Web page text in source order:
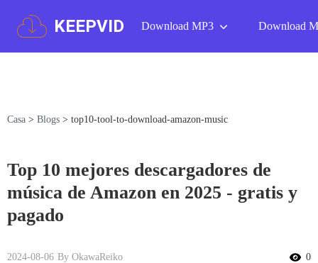
KEEPVID Download MP3 Download
Casa > Blogs > top10-tool-to-download-amazon-music
Top 10 mejores descargadores de
música de Amazon en 2025 - gratis y
pagado
2024-08-06 By OkawaReiko 0